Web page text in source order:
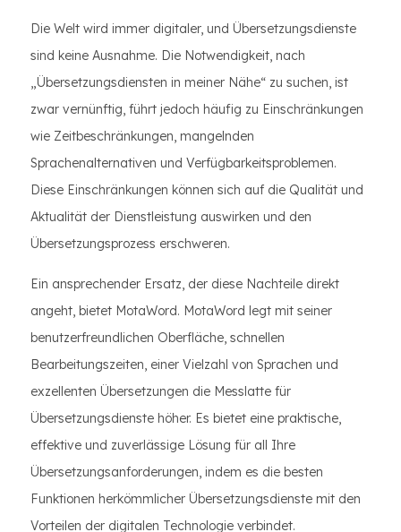
Die Welt wird immer digitaler, und Übersetzungsdienste
sind keine Ausnahme. Die Notwendigkeit, nach
„Übersetzungsdiensten in meiner Nähe“ zu suchen, ist
zwar vernünftig, führt jedoch häufig zu Einschränkungen
wie Zeitbeschränkungen, mangelnden
Sprachenalternativen und Verfügbarkeitsproblemen.
Diese Einschränkungen können sich auf die Qualität und
Aktualität der Dienstleistung auswirken und den
Übersetzungsprozess erschweren.
Ein ansprechender Ersatz, der diese Nachteile direkt
angeht, bietet MotaWord. MotaWord legt mit seiner
benutzerfreundlichen Oberfläche, schnellen
Bearbeitungszeiten, einer Vielzahl von Sprachen und
exzellenten Übersetzungen die Messlatte für
Übersetzungsdienste höher. Es bietet eine praktische,
effektive und zuverlässige Lösung für all Ihre
Übersetzungsanforderungen, indem es die besten
Funktionen herkömmlicher Übersetzungsdienste mit den
Vorteilen der digitalen Technologie verbindet.